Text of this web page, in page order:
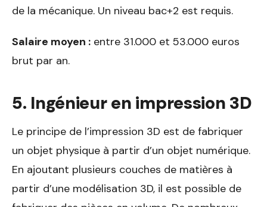
de la mécanique. Un niveau bac+2 est requis.
Salaire moyen : entre 31.000 et 53.000 euros
brut par an.
5. Ingénieur en impression 3D
Le principe de l’impression 3D est de fabriquer
un objet physique à partir d’un objet numérique.
En ajoutant plusieurs couches de matières à
partir d’une modélisation 3D, il est possible de